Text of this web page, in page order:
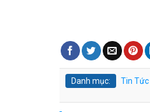
Danh mục: Tin Tức